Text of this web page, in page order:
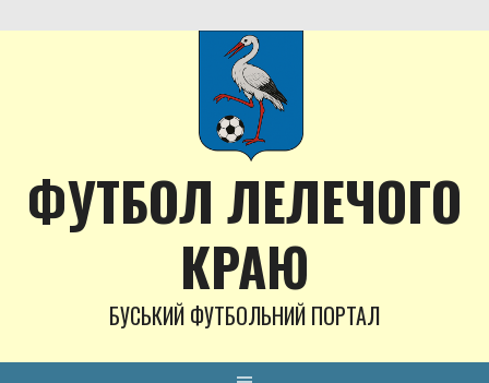
to
ФУТБОЛ ЛЕЛЕЧОГО
КРАЮ
БУСЬКИЙ ФУТБОЛЬНИЙ ПОРТАЛ